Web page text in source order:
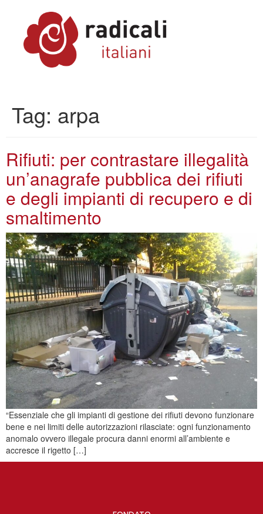
Tag: arpa
Rifiuti: per contrastare illegalità
un’anagrafe pubblica dei rifiuti
e degli impianti di recupero e di
smaltimento
“Essenziale che gli impianti di gestione dei rifiuti devono funzionare
bene e nei limiti delle autorizzazioni rilasciate: ogni funzionamento
anomalo ovvero illegale procura danni enormi all’ambiente e
accresce il rigetto […]